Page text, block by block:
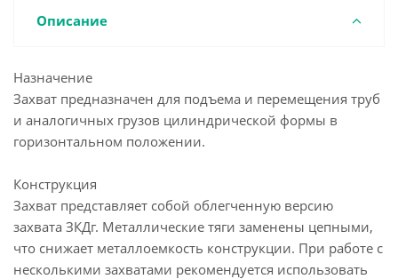
Описание
Назначение
Захват предназначен для подъема и перемещения труб
и аналогичных грузов цилиндрической формы в
горизонтальном положении.
Конструкция
Захват представляет собой облегченную версию
захвата ЗКДг. Металлические тяги заменены цепными,
что снижает металлоемкость конструкции. При работе с
несколькими захватами рекомендуется использовать